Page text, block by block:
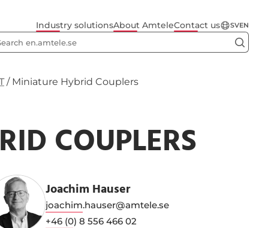
Industry solutionsAbout AmteleContact us SVEN
/ Miniature Hybrid Couplers
COUPLERS
Joachim Hauser
joachim.hauser@amtele.se
+46 (0) 8 556 466 02